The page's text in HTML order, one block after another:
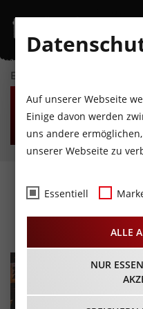
EVENTKALENDER
DO
6
AUGUST
FR
7
AUGUST
CD-
Live
Auf unserer Webseite
Einige davon werden
uns andere
unserer Webseite zu
Essentiell
ALLE
NUR